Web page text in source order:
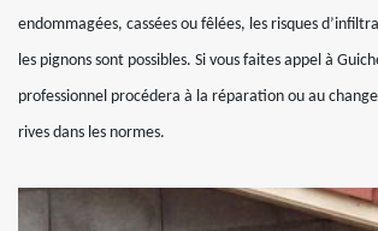
endommagées, cassées ou fêlées, les risques
les pignons sont possibles. Si vous faites appel à
professionnel procédera à la réparation ou au
rives dans les normes.